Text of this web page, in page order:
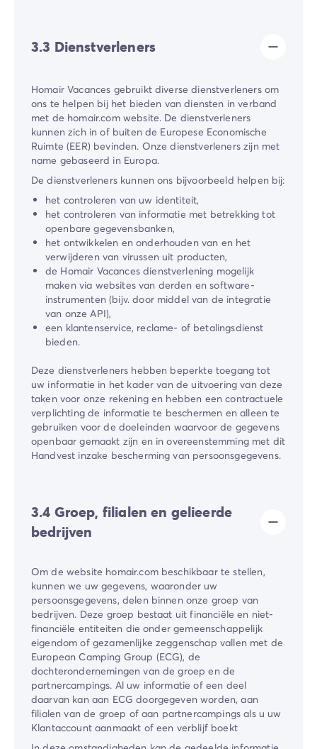
3.3 Dienstverleners
​Homair Vacances​ gebruikt diverse dienstverleners om
ons te helpen bij het bieden van diensten in verband
met de ​homair.com​ website. De dienstverleners
kunnen zich in of buiten de Europese Economische
Ruimte (EER) bevinden. Onze dienstverleners zijn met
name gebaseerd in Europa.
De dienstverleners kunnen ons bijvoorbeeld helpen bij:
het controleren van uw identiteit,
het controleren van informatie met betrekking tot
openbare gegevensbanken,
het ontwikkelen en onderhouden van en het
verwijderen van virussen uit producten,
de ​Homair Vacances​ dienstverlening mogelijk
maken via websites van derden en software-
instrumenten (bijv. door middel van de integratie
van onze API),
een klantenservice, reclame- of betalingsdienst
bieden.
Deze dienstverleners hebben beperkte toegang tot
uw informatie in het kader van de uitvoering van deze
taken voor onze rekening en hebben een contractuele
verplichting de informatie te beschermen en alleen te
gebruiken voor de doeleinden waarvoor de gegevens
openbaar gemaakt zijn en in overeenstemming met dit
Handvest inzake bescherming van persoonsgegevens.
3.4 Groep, filialen en gelieerde
bedrijven
Om de website homair.com beschikbaar te stellen,
kunnen we uw gegevens, waaronder uw
persoonsgegevens, delen binnen onze groep van
bedrijven. Deze groep bestaat uit financiële en niet-
financiële entiteiten die onder gemeenschappelijk
eigendom of gezamenlijke zeggenschap vallen met de
European Camping Group (ECG), de
dochterondernemingen van de groep en de
partnercampings. Al uw informatie of een deel
daarvan kan aan ECG doorgegeven worden, aan
filialen van de groep of aan partnercampings als u uw
Klantaccount aanmaakt of een verblijf boekt